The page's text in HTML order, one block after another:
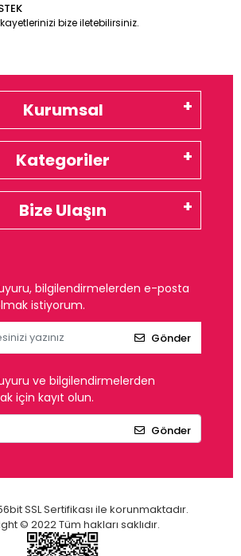
bize iletebilirsiniz.
Kurumsal
Kategoriler
Bize Ulaşın
bilgilendirmelerden e-posta
istiyorum.
Gönder
ve bilgilendirmelerden
için kayıt olun.
Gönder
SSL Sertifikası ile korunmaktadır.
© 2022 Tüm hakları saklıdır.